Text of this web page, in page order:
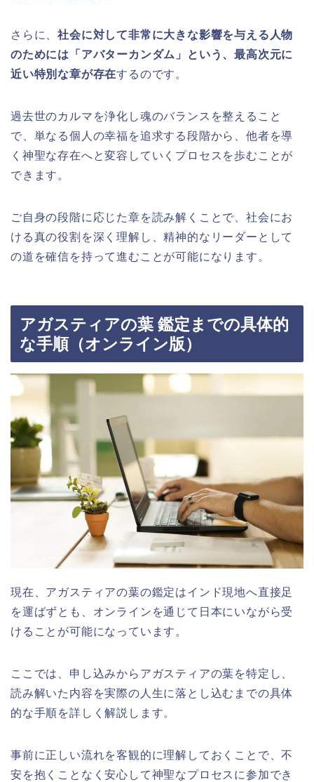
さらに、社会に対して非常に大きな影響を与える人物
のためには「アバターカンダム」という、最高次元に
近い特別な章が存在するのです。
過去世のカルマを浄化し魂のバランスを整えること
で、単なる個人の幸福を追求する段階から、他者を導
く神聖な存在へと変容していくプロセスを歩むことが
できます。
ご自身の段階に応じた章を読み解くことで、社会にお
ける真の役割を深く理解し、精神的なリーダーとして
の道を確信を持って進むことが可能になります。
アガスティアの葉 鑑定までの具体的
な手順（オンライン版）
現在、アガスティアの葉の鑑定はインド現地へ直接足
を運ばずとも、オンラインを通じて日本にいながら受
けることが可能になっています。
ここでは、申し込みからアガスティアの葉を特定し、
読み解いた内容を実際の人生に落とし込むまでの具体
的な手順を詳しく解説します。
事前に正しい流れを客観的に理解しておくことで、不
安を抱くことなく安心して神聖なプロセスに参加でき